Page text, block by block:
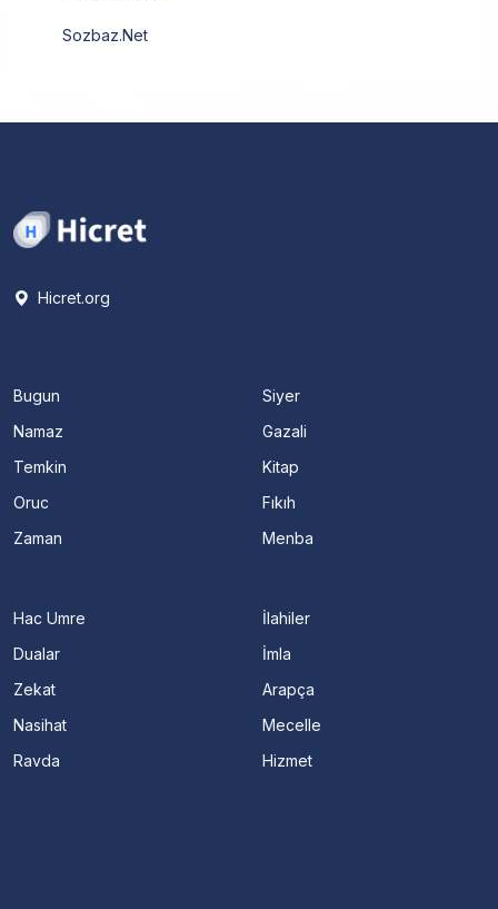
Sozbaz.Net
Hicret.org
Bugun
Namaz
Temkin
Oruc
Zaman
Siyer
Gazali
Kitap
Fıkıh
Menba
Hac Umre
Dualar
Zekat
Nasihat
Ravda
İlahiler
İmla
Arapça
Mecelle
Hizmet